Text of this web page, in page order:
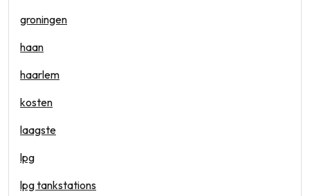
groningen
haan
haarlem
kosten
laagste
lpg
lpg tankstations